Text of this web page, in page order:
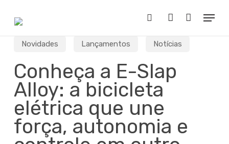
main
content
Buscar..account
Menu
Novidades Lançamentos Notícias
Conheça a E-Slap
Alloy: a bicicleta
elétrica que une
força, autonomia e